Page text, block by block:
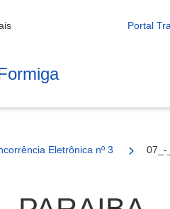
Portal
Eletrônica nº 3/2025 07_-